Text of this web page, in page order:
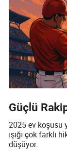
Güçlü
2025 ev koşusu
ışığı çok farklı
düşüyor.